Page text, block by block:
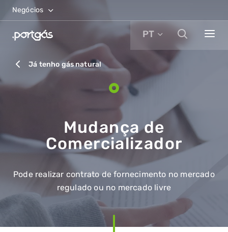
Negócios
PT
Já tenho gás natural
Mudança de
Comercializador
Pode realizar contrato de fornecimento no mercado
regulado ou no mercado livre